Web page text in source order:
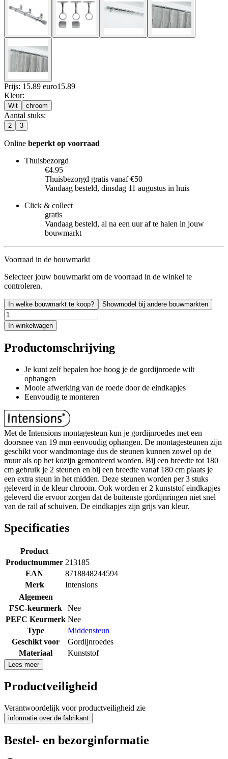
Prijs: 15.89 euro15.89
Kleur:
Wit chroom
Aantal stuks:
2 3
Online beperkt op voorraad
Thuisbezorgd
€4.95
Thuisbezorgd gratis vanaf €50
Vandaag besteld, dinsdag 11 augustus in huis
Click & collect
gratis
Vandaag besteld, al na een uur af te halen in jouw
bouwmarkt
Voorraad in de bouwmarkt
Selecteer jouw bouwmarkt om de voorraad in de winkel te
controleren.
In welke bouwmarkt te koop? Showmodel bij andere bouwmarkten
In winkelwagen
Productomschrijving
Je kunt zelf bepalen hoe hoog je de gordijnroede wilt
ophangen
Mooie afwerking van de roede door de eindkapjes
Eenvoudig te monteren
Met de Intensions montagesteun kun je gordijnroedes met een
doorsnee van 19 mm eenvoudig ophangen. De montagesteunen zijn
geschikt voor wandmontage dus de steunen kunnen zowel op de
muur als op het kozijn gemonteerd worden. Bij een breedte tot 180
cm gebruik je 2 steunen en bij een breedte vanaf 180 cm plaats je
een extra steun in het midden. Deze steunen worden per 3 stuks
geleverd in de kleur chroom. Ook worden er 2 kunststof eindkapjes
geleverd die ervoor zorgen dat de buitenste gordijnringen niet snel
van de rail af schuiven. De eindkapjes zijn grijs van kleur.
Specificaties
Product
Productnummer 213185
EAN
8718848244594
Merk
Intensions
Algemeen
FSC-keurmerk
Nee
PEFC Keurmerk Nee
Type
Middensteun
Geschikt voor
Gordijnroedes
Materiaal
Kunststof
Lees meer
Productveiligheid
Verantwoordelijk voor productveiligheid zie
informatie over de fabrikant
Bestel- en bezorginformatie